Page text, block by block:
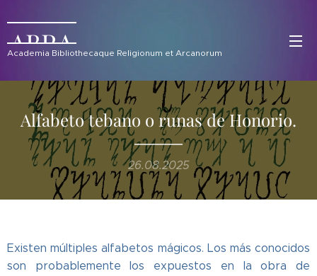
ABRA
Academia Bibliothecaque Religionum et Arcanorum
Alfabeto tebano o runas de Honorio.
26.08.2025
Existen múltiples alfabetos mágicos. Los más conocidos
son probablemente los expuestos en la obra de